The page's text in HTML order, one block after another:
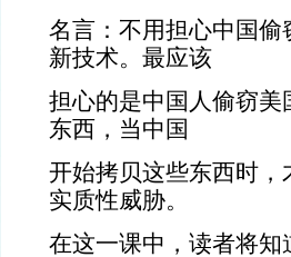
名言：不用担心中国
新技术。最应该
担心的是中国人偷窃
东西，当中国
开始拷贝这些东西时
实质性威胁。
在这一课中，读者将知